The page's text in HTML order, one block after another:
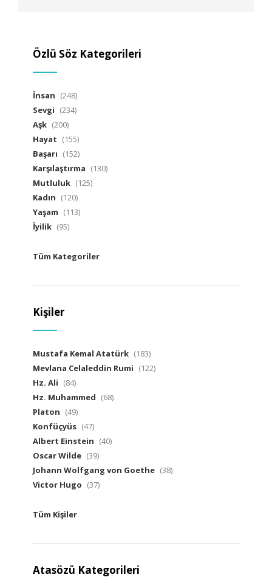
Özlü Söz Kategorileri
İnsan (248)
Sevgi (234)
Aşk (200)
Hayat (155)
Başarı (152)
Karşılaştırma (130)
Mutluluk (125)
Kadın (120)
Yaşam (113)
İyilik (95)
Tüm Kategoriler
Kişiler
Mustafa Kemal Atatürk (183)
Mevlana Celaleddin Rumi (122)
Hz. Ali (84)
Hz. Muhammed (68)
Platon (49)
Konfüçyüs (47)
Albert Einstein (40)
Oscar Wilde (39)
Johann Wolfgang von Goethe (38)
Victor Hugo (37)
Tüm Kişiler
Atasözü Kategorileri